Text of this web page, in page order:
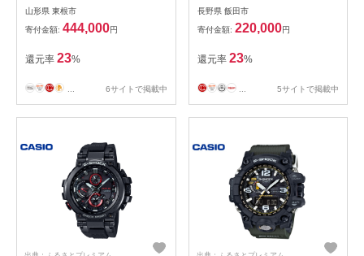
市 hi011-126
山形県 東根市
寄付金額: 444,000円
還元率 23%
... 6サイトで掲載中
ES9365-54W エコ・ドライブ
電波時計 | 長野県 飯田市
長野県 飯田市
寄付金額: 220,000円
還元率 23%
... 5サイトで掲載中